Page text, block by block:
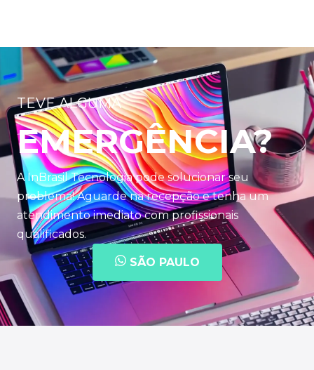
TEVE ALGUMA
EMERGÊNCIA?
A InBrasil Tecnologia pode solucionar seu
problema! Aguarde na recepção e tenha um
atendimento imediato com profissionais
qualificados.
SÃO PAULO